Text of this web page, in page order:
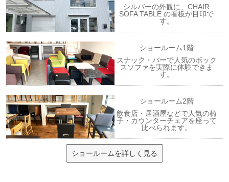
シルバーの外観に、CHAIR
SOFA TABLE の看板が目印で
す。
ショールーム1階
スナック・バーで人気のボック
スソファを実際に体験できま
す。
ショールーム2階
飲食店・居酒屋などで人気の椅
子・カウンターチェアを座って
比べられます。
ショールームを詳しく見る